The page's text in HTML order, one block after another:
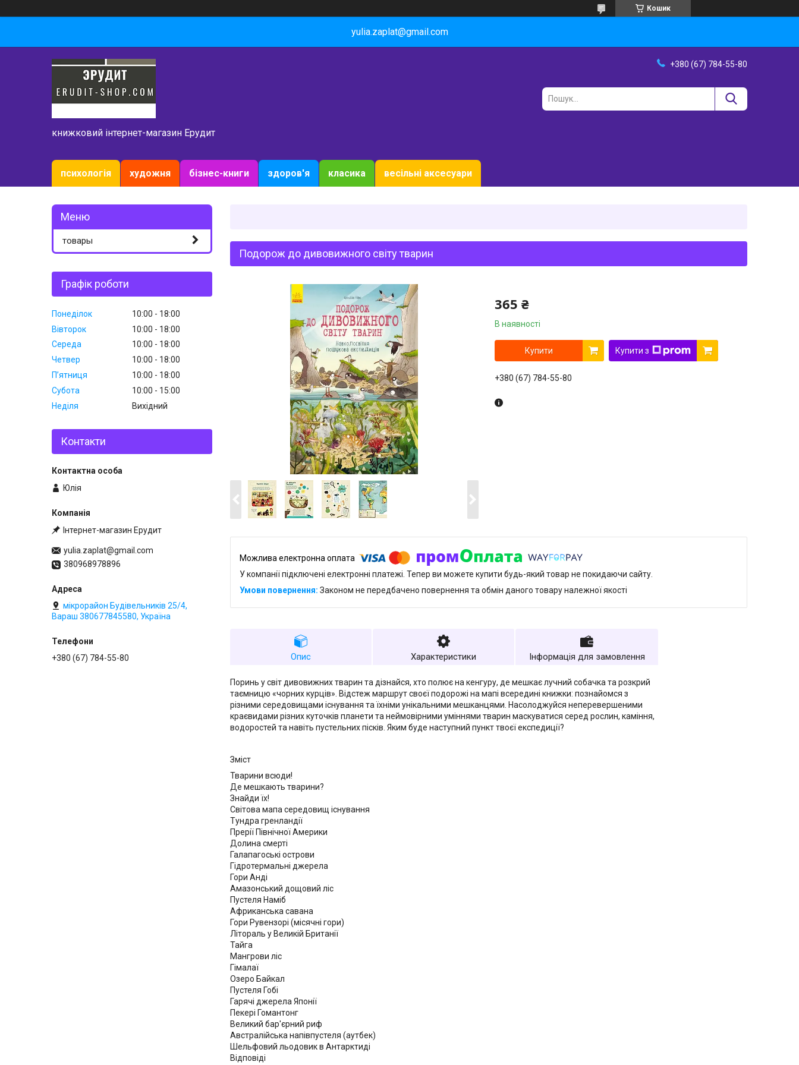
Кошик
yulia.zaplat@gmail.com
книжковий інтернет-магазин Ерудит
+380 (67) 784-55-80
психологія художня бізнес-книги здоров'я класика весільні аксесуари
Подорож до дивовижного світу тварин
365 ₴
В наявності
Купити Купити з
+380 (67) 784-55-80
У компанії підключені електронні платежі. Тепер ви можете купити будь-який товар не покидаючи сайту.
Законом не передбачено повернення та обмін даного товару належної якості
Опис Характеристики Інформація для замовлення
Поринь у світ дивовижних тварин та дізнайся, хто полює на кенгуру, де мешкає лучний собачка та розкрий
таємницю «чорних курців». Відстеж маршрут своєї подорожі на мапі всередині книжки: познайомся з
різними середовищами існування та їхніми унікальними мешканцями. Насолоджуйся неперевершеними
краєвидами різних куточків планети та неймовірними уміннями тварин маскуватися серед рослин, каміння,
водоростей та навіть пустельних пісків. Яким буде наступний пункт твоєї експедиції?
Зміст
Тварини всюди!
Де мешкають тварини?
Знайди їх!
Світова мапа середовищ існування
Тундра гренландії
Прерії Північної Америки
Долина смерті
Галапагоські острови
Гідротермальні джерела
Гори Анді
Амазонський дощовий ліс
Пустеля Наміб
Африканська савана
Гори Рувензорі (місячні гори)
Літораль у Великій Британії
Тайга
Мангрови ліс
Гімалаї
Озеро Байкал
Пустеля Гобі
Гарячі джерела Японії
Пекері Гомантонг
Великий бар'єрний риф
Австралійська напівпустеля (аутбек)
Шельфовий льодовик в Антарктиді
Відповіді
товары
Графік роботи
Понеділок 10:00
18:00
Вівторок
10:00
18:00
Середа
10:00
18:00
Четвер
10:00
18:00
Пʼятниця
10:00
18:00
Субота
10:00
15:00
Неділя
Вихідний
Контакти
Юлія
Інтернет-магазин Ерудит
yulia.zaplat@gmail.com
380968978896
мікрорайон Будівельників 25/4,
Вараш 380677845580, Україна
+380 (67) 784-55-80